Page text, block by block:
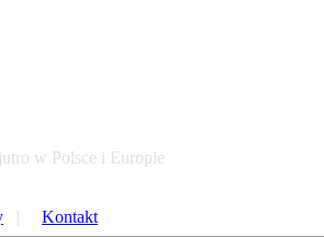
w Polsce i Europie
| Kontakt